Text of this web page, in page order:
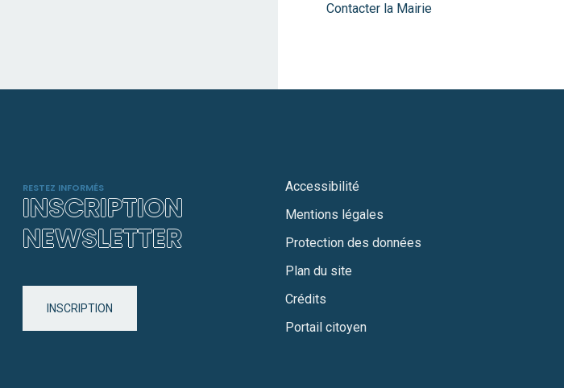
Contacter la Mairie
RESTEZ INFORMÉS
INSCRIPTION
NEWSLETTER
INSCRIPTION
Accessibilité
Mentions légales
Protection des données
Plan du site
Crédits
Portail citoyen